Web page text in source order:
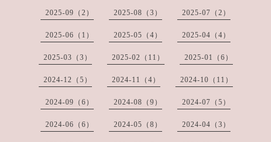
2025-09（2） 2025-08（3） 2025-07（2）
2025-06（1） 2025-05（4） 2025-04（4）
2025-03（3） 2025-02（11） 2025-01（6）
2024-12（5） 2024-11（4） 2024-10（11）
2024-09（6） 2024-08（9） 2024-07（5）
2024-06（6） 2024-05（8） 2024-04（3）